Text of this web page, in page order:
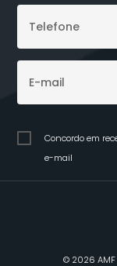
Concordo em
e-mail
© 2026 AMF